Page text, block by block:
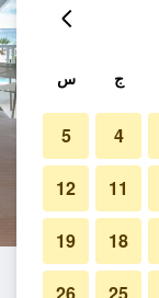
ج س
4
5
11
12
18
19